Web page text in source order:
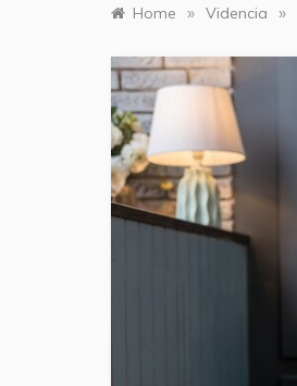
Home » Videncia »